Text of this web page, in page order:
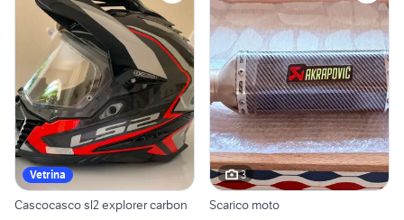
Vetrina
Cascocasco sl2 explorer carbon
3
Scarico moto